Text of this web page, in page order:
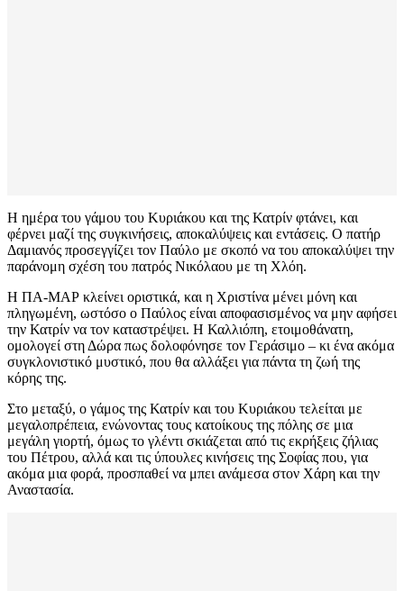
Η ημέρα του γάμου του Κυριάκου και της Κατρίν φτάνει, και
φέρνει μαζί της συγκινήσεις, αποκαλύψεις και εντάσεις. Ο πατήρ
Δαμιανός προσεγγίζει τον Παύλο με σκοπό να του αποκαλύψει την
παράνομη σχέση του πατρός Νικόλαου με τη Χλόη.
Η ΠΑ-ΜΑΡ κλείνει οριστικά, και η Χριστίνα μένει μόνη και
πληγωμένη, ωστόσο ο Παύλος είναι αποφασισμένος να μην αφήσει
την Κατρίν να τον καταστρέψει. Η Καλλιόπη, ετοιμοθάνατη,
ομολογεί στη Δώρα πως δολοφόνησε τον Γεράσιμο – κι ένα ακόμα
συγκλονιστικό μυστικό, που θα αλλάξει για πάντα τη ζωή της
κόρης της.
Στο μεταξύ, ο γάμος της Κατρίν και του Κυριάκου τελείται με
μεγαλοπρέπεια, ενώνοντας τους κατοίκους της πόλης σε μια
μεγάλη γιορτή, όμως το γλέντι σκιάζεται από τις εκρήξεις ζήλιας
του Πέτρου, αλλά και τις ύπουλες κινήσεις της Σοφίας που, για
ακόμα μια φορά, προσπαθεί να μπει ανάμεσα στον Χάρη και την
Αναστασία.